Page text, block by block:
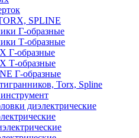
SPLINE
Г-образные
Т-образные
Г-образные
Т-образные
Г-образные
Torx, Spline
диэлектрические